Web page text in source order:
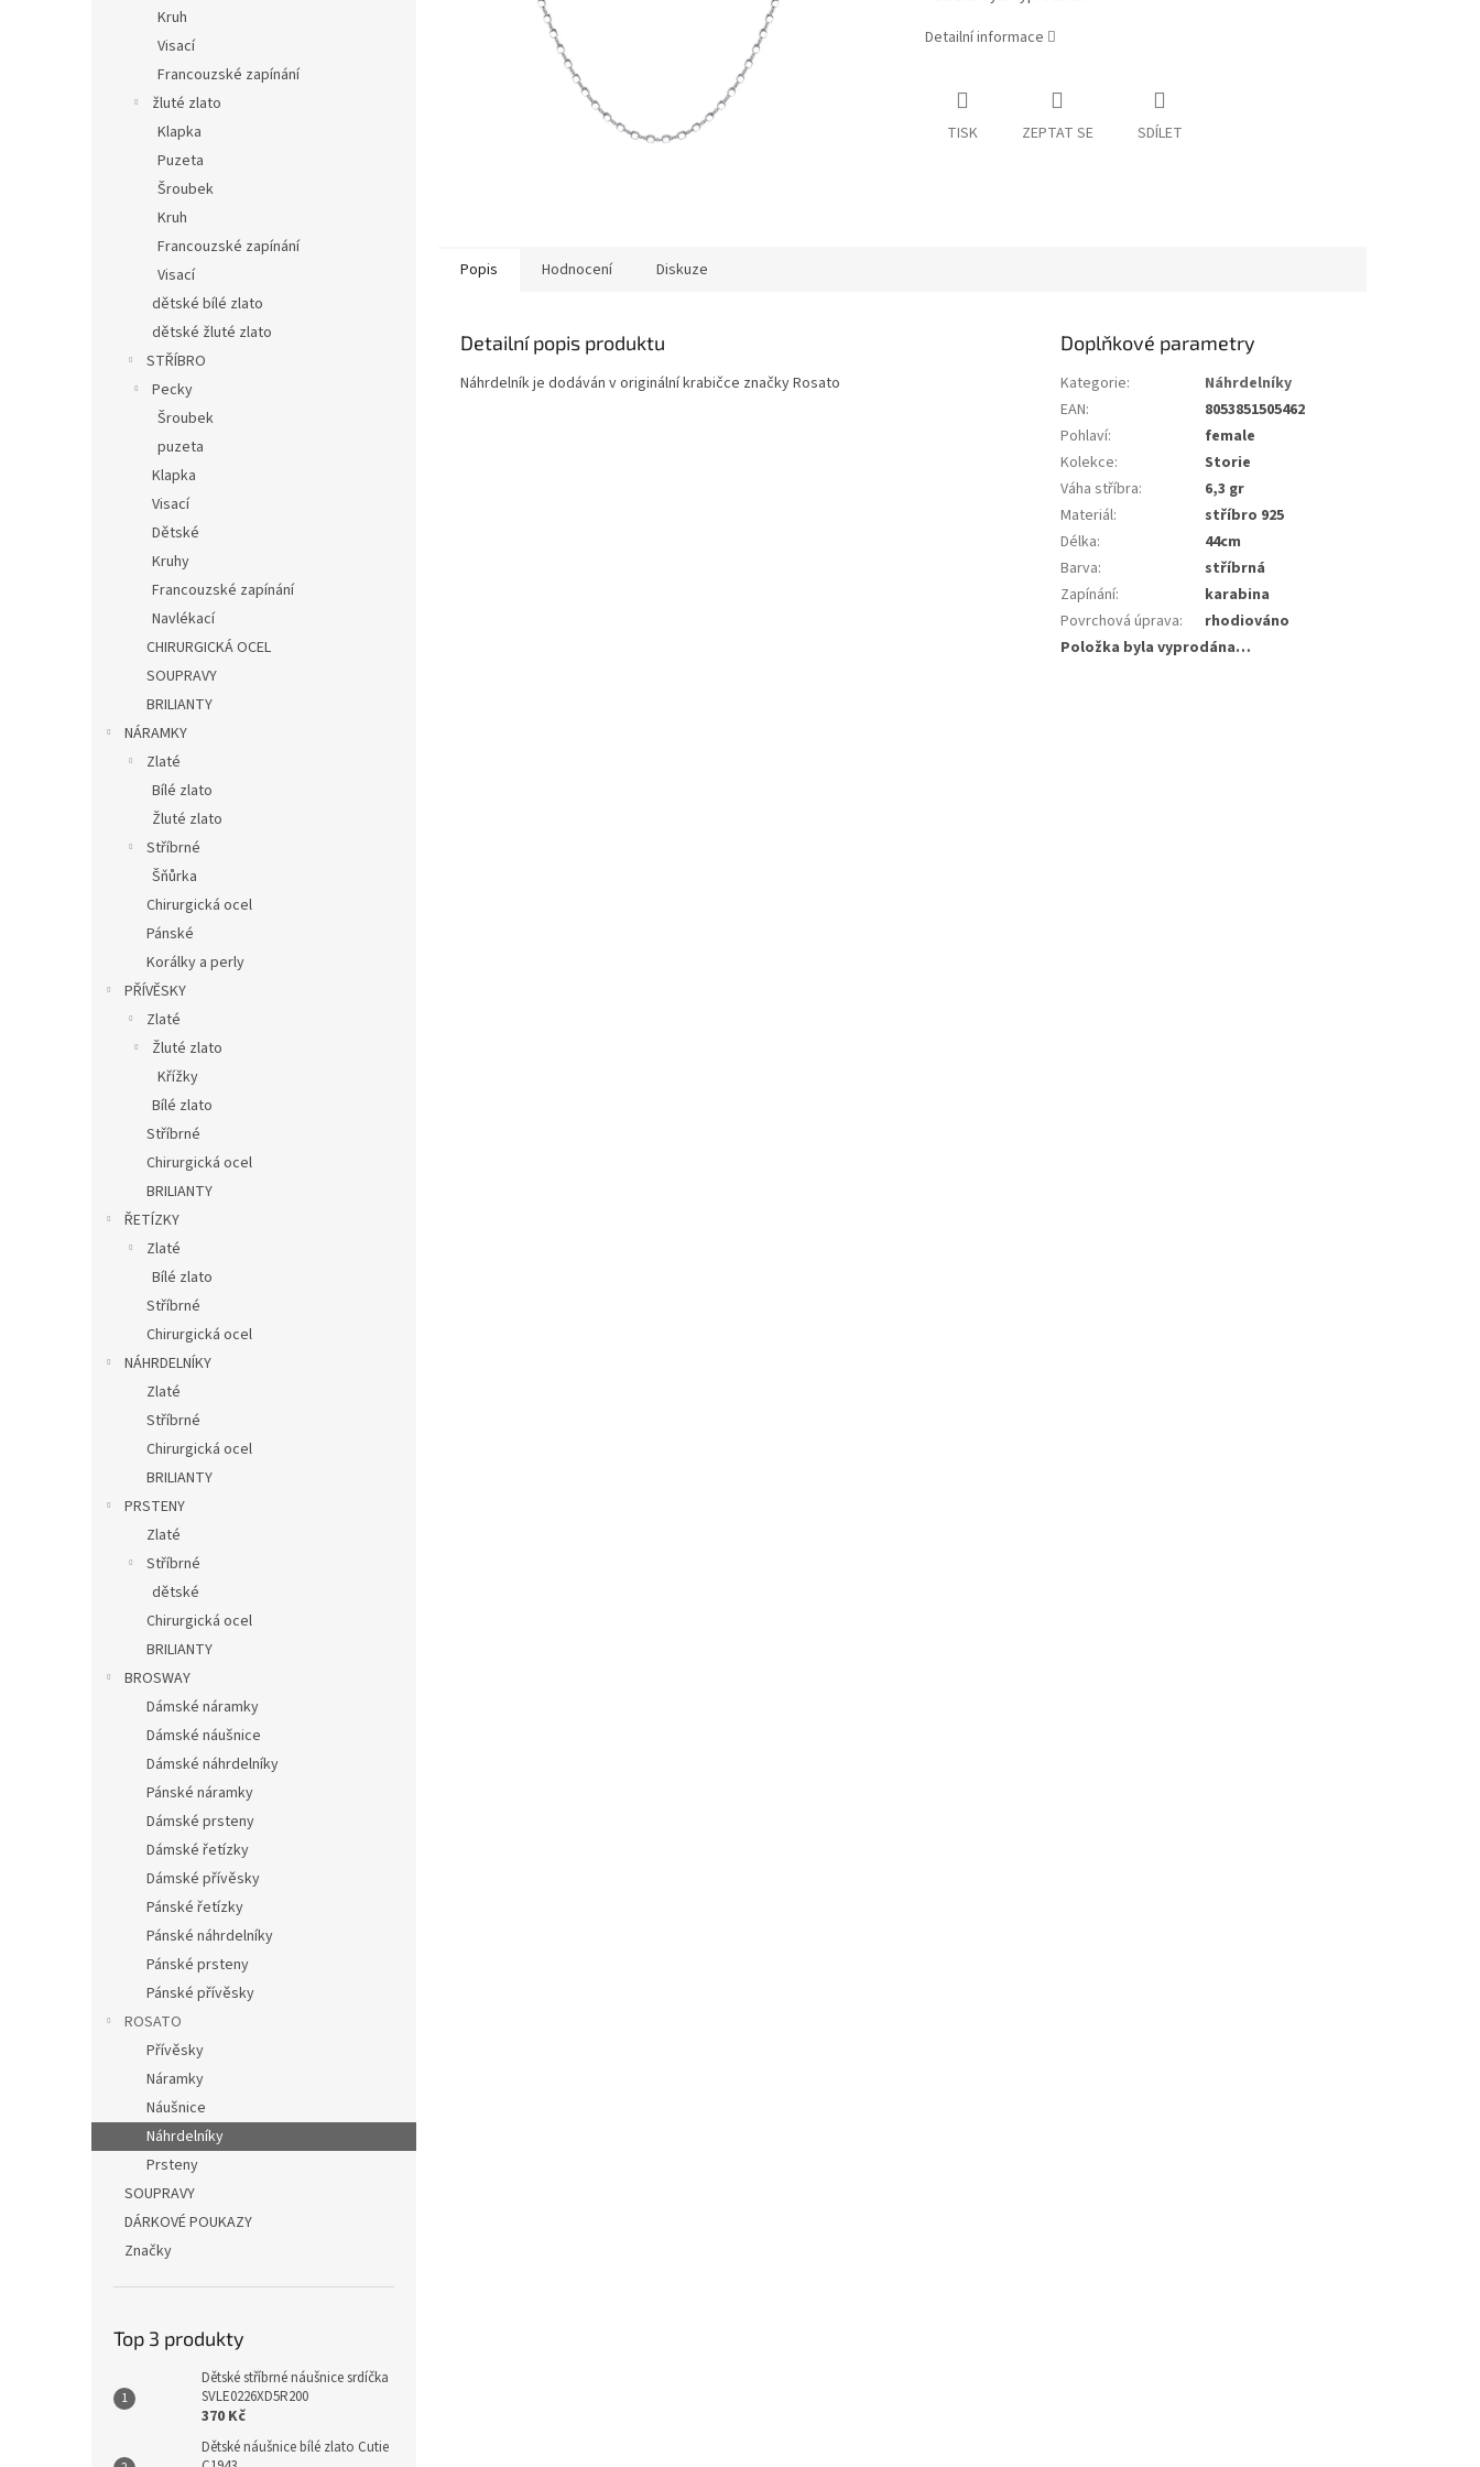
Kruh
Visací
Francouzské zapínání
žluté zlato
Klapka
Puzeta
Šroubek
Kruh
Francouzské zapínání
Visací
dětské bílé zlato
dětské žluté zlato
STŘÍBRO
Pecky
Šroubek
puzeta
Klapka
Visací
Dětské
Kruhy
Francouzské zapínání
Navlékací
CHIRURGICKÁ OCEL
SOUPRAVY
BRILIANTY
NÁRAMKY
Zlaté
Bílé zlato
Žluté zlato
Stříbrné
Šňůrka
Chirurgická ocel
Pánské
Korálky a perly
PŘÍVĚSKY
Zlaté
Žluté zlato
Křížky
Bílé zlato
Stříbrné
Chirurgická ocel
BRILIANTY
ŘETÍZKY
Zlaté
Bílé zlato
Stříbrné
Chirurgická ocel
NÁHRDELNÍKY
Zlaté
Stříbrné
Chirurgická ocel
BRILIANTY
PRSTENY
Zlaté
Stříbrné
dětské
Chirurgická ocel
BRILIANTY
BROSWAY
Dámské náramky
Dámské náušnice
Dámské náhrdelníky
Pánské náramky
Dámské prsteny
Dámské řetízky
Dámské přívěsky
Pánské řetízky
Pánské náhrdelníky
Pánské prsteny
Pánské přívěsky
ROSATO
Přívěsky
Náramky
Náušnice
Náhrdelníky
Prsteny
SOUPRAVY
DÁRKOVÉ POUKAZY
Značky
Top 3 produkty
Dětské stříbrné náušnice srdíčka
SVLE0226XD5R200
370 Kč
Dětské náušnice bílé zlato Cutie
Detailní informace
TISK ZEPTAT SE SDÍLET
Popis Hodnocení Diskuze
Detailní popis produktu
Náhrdelník je dodáván v originální krabičce značky Rosato
Doplňkové parametry
Kategorie:
Náhrdelníky
EAN:
8053851505462
Pohlaví:
female
Kolekce:
Storie
Váha stříbra:
6,3 gr
Materiál:
stříbro 925
Délka:
44cm
Barva:
stříbrná
Zapínání:
karabina
Povrchová úprava:
rhodiováno
Položka byla vyprodána…